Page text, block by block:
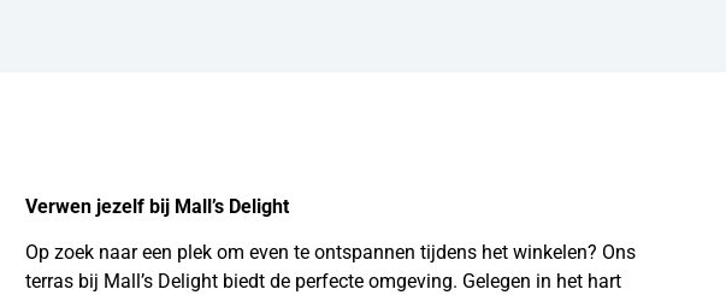
Verwen jezelf bij Mall’s Delight
Op zoek naar een plek om even te ontspannen tijdens het winkelen? Ons
terras bij Mall’s Delight biedt de perfecte omgeving. Gelegen in het hart